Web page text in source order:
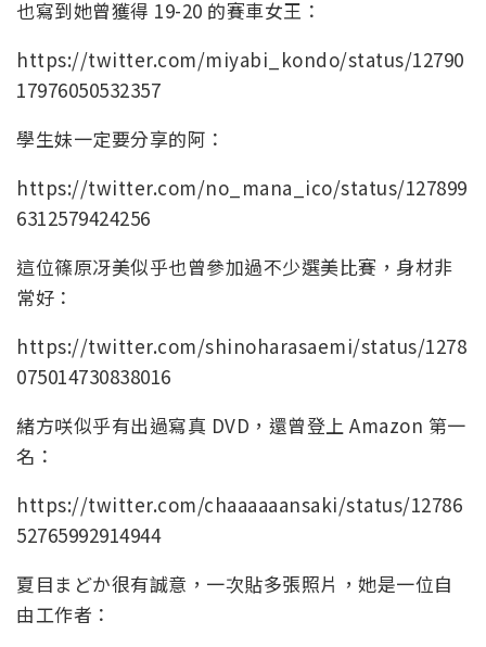
也寫到她曾獲得 19-20 的賽車女王：
https://twitter.com/miyabi_kondo/status/12790
17976050532357
學生妹一定要分享的阿：
https://twitter.com/no_mana_ico/status/127899
6312579424256
這位篠原冴美似乎也曾參加過不少選美比賽，身材非
常好：
https://twitter.com/shinoharasaemi/status/1278
075014730838016
緒方咲似乎有出過寫真 DVD，還曾登上 Amazon 第一
名：
https://twitter.com/chaaaaaansaki/status/12786
52765992914944
夏目まどか很有誠意，一次貼多張照片，她是一位自
由工作者：